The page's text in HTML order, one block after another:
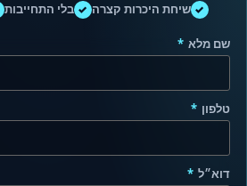
✓ שיחת היכרות קצרה ✓ בלי התחייבות
שם מלא *
טלפון *
דוא״ל *